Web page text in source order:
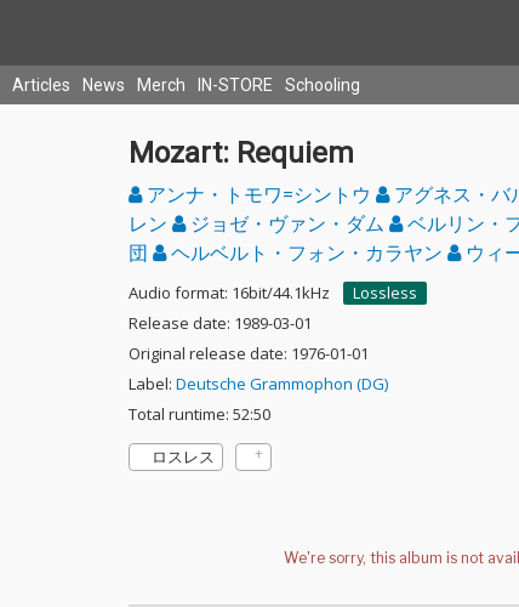
Articles News Merch IN-STORE Schooling
Mozart: Requiem
アンナ・トモワ=シントウ アグネス・バ
レン
ジョゼ・ヴァン・ダム
ベルリン・
団
ヘルベルト・フォン・カラヤン ウィ
Audio format: 16bit/44.1kHz
Lossless
Release date: 1989-03-01
Original release date: 1976-01-01
Label: Deutsche Grammophon (DG)
Total runtime: 52:50
ロスレス